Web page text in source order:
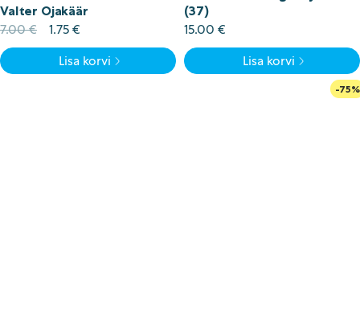
Hobi
Määramata
Jalanõud
Valter Ojakäär
7.00€
Algne
hind
oli:
7.00 €.
1.75€
price
is:
1.75 €.
Lisa korvi
(37)
15.00 €
Lisa korvi
-75%